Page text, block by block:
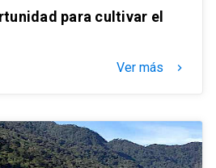
para cultivar el
Ver más keyboard_arrow_right